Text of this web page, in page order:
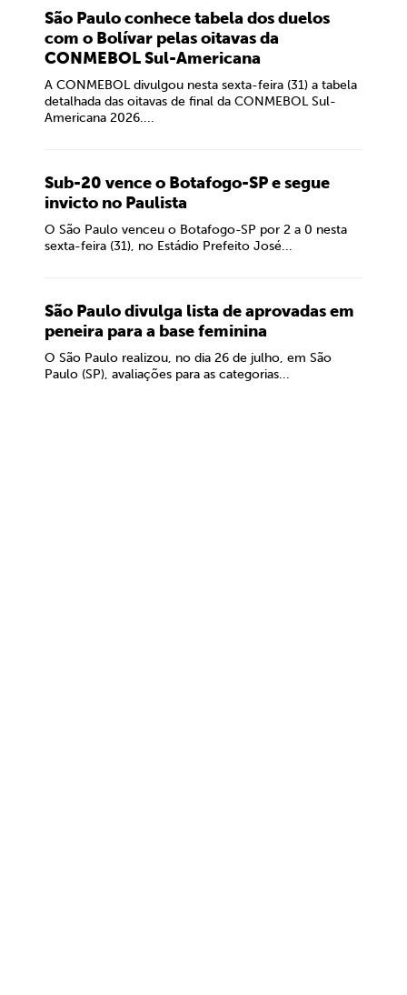
São Paulo conhece tabela dos duelos
com o Bolívar pelas oitavas da
CONMEBOL Sul-Americana
A CONMEBOL divulgou nesta sexta-feira (31) a tabela
detalhada das oitavas de final da CONMEBOL Sul-
Americana 2026....
Sub-20 vence o Botafogo-SP e segue
invicto no Paulista
O São Paulo venceu o Botafogo-SP por 2 a 0 nesta
sexta-feira (31), no Estádio Prefeito José...
São Paulo divulga lista de aprovadas em
peneira para a base feminina
O São Paulo realizou, no dia 26 de julho, em São
Paulo (SP), avaliações para as categorias...